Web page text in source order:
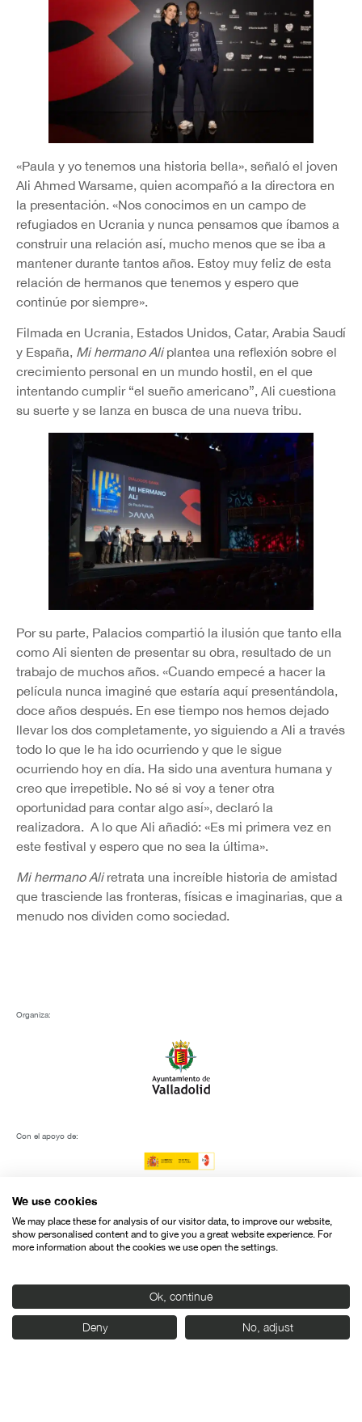
«Paula y yo tenemos una historia bella», señaló el joven
Ali Ahmed Warsame, quien acompañó a la directora en
la presentación. «Nos conocimos en un campo de
refugiados en Ucrania y nunca pensamos que íbamos a
construir una relación así, mucho menos que se iba a
mantener durante tantos años. Estoy muy feliz de esta
relación de hermanos que tenemos y espero que
continúe por siempre».
Filmada en Ucrania, Estados Unidos, Catar, Arabia Saudí
y España, Mi hermano Aliplantea una reflexión sobre el
crecimiento personal en un mundo hostil, en el que
intentando cumplir “el sueño americano”, Ali cuestiona
su suerte y se lanza en busca de una nueva tribu.
Por su parte, Palacios compartió la ilusión que tanto ella
como Ali sienten de presentar su obra, resultado de un
trabajo de muchos años. «Cuando empecé a hacer la
película nunca imaginé que estaría aquí presentándola,
doce años después. En ese tiempo nos hemos dejado
llevar los dos completamente, yo siguiendo a Ali a través
todo lo que le ha ido ocurriendo y que le sigue
ocurriendo hoy en día. Ha sido una aventura humana y
creo que irrepetible. No sé si voy a tener otra
oportunidad para contar algo así», declaró la
realizadora. A lo que Ali añadió: «Es mi primera vez en
este festival y espero que no sea la última».
Mi hermano Ali retrata una increíble historia de amistad
que trasciende las fronteras, físicas e imaginarias, que a
menudo nos dividen como sociedad.
Organiza:
Con el apoyo de:
We use cookies
We may place these for analysis of our visitor data, to improve our website,
show personalised content and to give you a great website experience. For
more information about the cookies we use open the settings.
Ok, continue
Deny No, adjust